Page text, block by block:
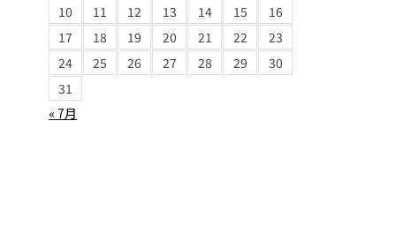
« 7月
10
11 12 13 14 15
16
17
18 19 20 21 22
23
24
25 26 27 28 29
30
31